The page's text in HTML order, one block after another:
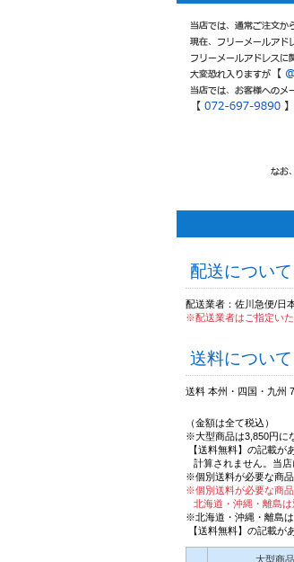
配送について
配送業者：佐川急便/日
※配送業者はご指定いた
送料について
送料 本州・四国・九州
（金額は全て税込）
※大型商品は3,850円に
【送料無料】の記載が
計算されません。当店
※個別送料が必要な商品
※個別送料が必要な商品
北海道・沖縄・離島は
※北海道・沖縄・離島は
【送料無料】の記載が
大型商